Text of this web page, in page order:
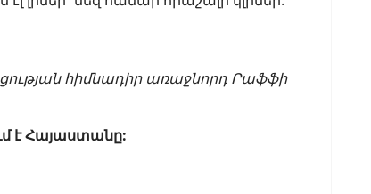
հիմնադիր առաջնորդ Րաֆֆի
է Հայաստանը: